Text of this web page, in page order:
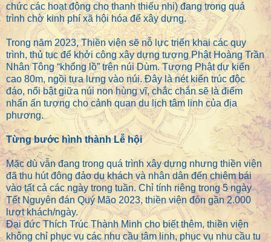
chức các hoạt động cho thanh thiếu nhi) đang trong quá
trình chờ kinh phí xã hội hóa để xây dựng.
Trong năm 2023, Thiền viện sẽ nỗ lực triển khai các quy
trình, thủ tục để khởi công xây dựng tượng Phật Hoàng Trần
Nhân Tông “khổng lồ” trên núi Dùm. Tượng Phật dự kiến
cao 80m, ngồi tựa lưng vào núi. Đây là nét kiến trúc độc
đáo, nổi bật giữa núi non hùng vĩ, chắc chắn sẽ là điểm
nhấn ấn tượng cho cảnh quan du lịch tâm linh của địa
phương.
Từng bước hình thành Lễ hội
Mặc dù vẫn đang trong quá trình xây dựng nhưng thiền viện
đã thu hút đông đảo du khách và nhân dân đến chiêm bái
vào tất cả các ngày trong tuần. Chỉ tính riêng trong 5 ngày
Tết Nguyên đán Quý Mão 2023, thiền viện đón gần 2.000
lượt khách/ngày.
Đại đức Thích Trúc Thành Minh cho biết thêm, thiền viện
không chỉ phục vụ các nhu cầu tâm linh, phục vụ nhu cầu tu